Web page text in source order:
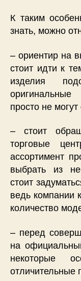
К таким
знать, можно
– ориентир на
стоит идти к
изделия
просто не
– стоит
торговые
ассортимент
выбрать из
стоит
ведь компании
количество
– перед
на
некоторые
отличительные